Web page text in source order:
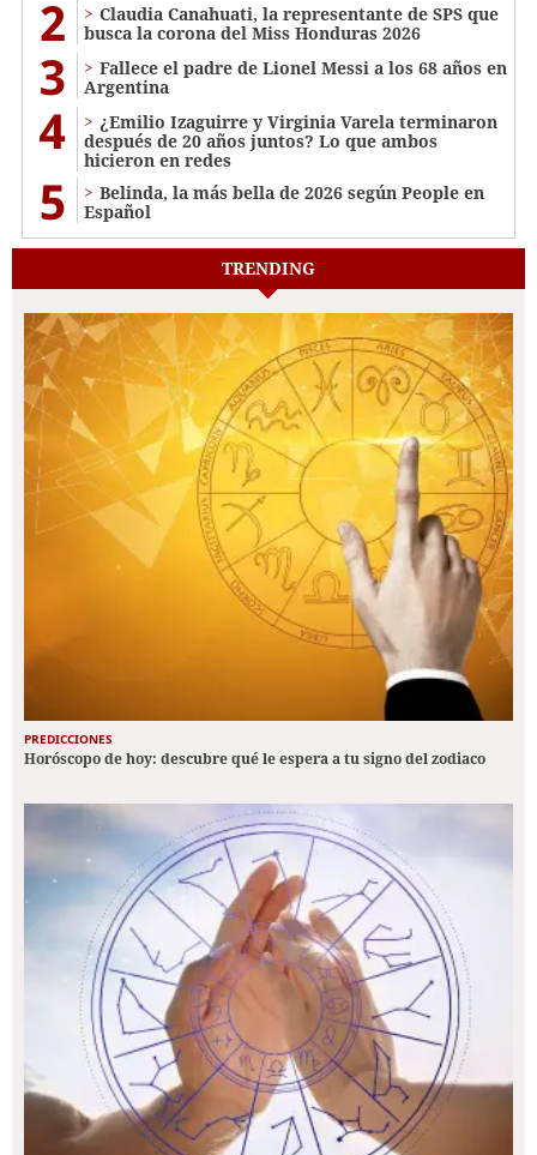
2
Claudia Canahuati, la representante de SPS que
busca la corona del Miss Honduras 2026
3
Fallece el padre de Lionel Messi a los 68 años en
Argentina
4
¿Emilio Izaguirre y Virginia Varela terminaron
después de 20 años juntos? Lo que ambos
hicieron en redes
5
Belinda, la más bella de 2026 según People en
Español
TRENDING
PREDICCIONES
Horóscopo de hoy: descubre qué le espera a tu signo del zodiaco